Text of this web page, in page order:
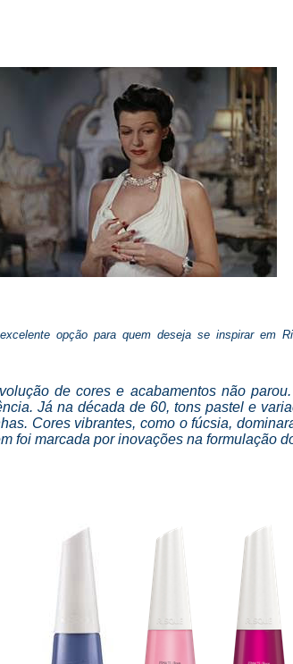
opção para quem deseja se inspirar em
de cores e acabamentos não
Já na década de 60, tons pastel e
Cores vibrantes, como o fúcsia,
foi marcada por inovações na formulação